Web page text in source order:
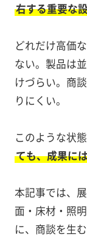
右する重要な
どれだけ高価
ない。製品は
けづらい。商
りにくい。
このような状態
ても、成果に
本記事では、
面・床材・照
に、商談を生